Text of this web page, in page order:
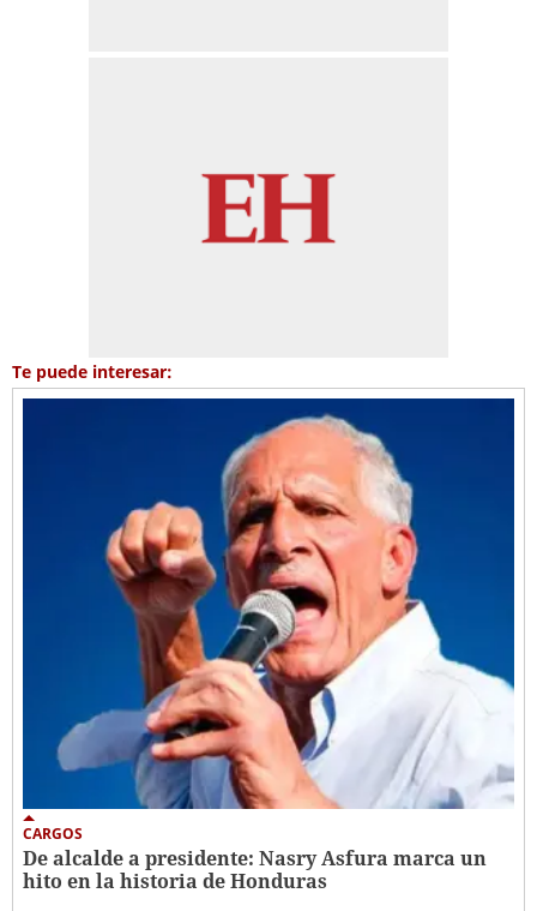
Te puede interesar:
CARGOS
De alcalde a presidente: Nasry Asfura marca un
hito en la historia de Honduras